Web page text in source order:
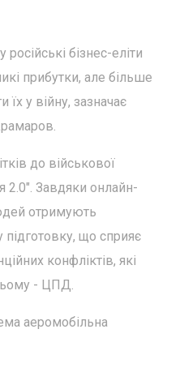
бізнес-еліти
прибутки, але більше
у війну, зазначає
до військової
2.0". Завдяки онлайн-
отримують
що сприяє
конфліктів, які
- ЦПД.
аеромобільна